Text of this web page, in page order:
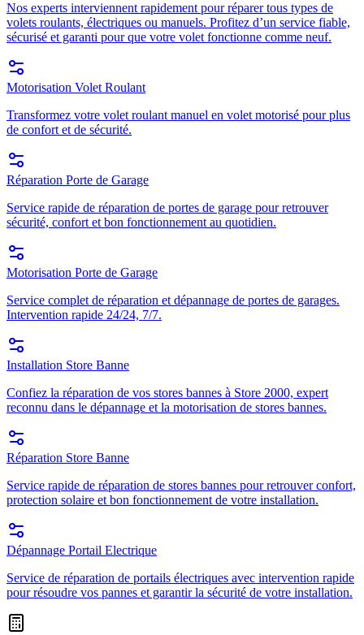
Nos experts interviennent rapidement pour réparer tous types de
volets roulants, électriques ou manuels. Profitez d’un service fiable,
sécurisé et garanti pour que votre volet fonctionne comme neuf.
Motorisation Volet Roulant
Transformez votre volet roulant manuel en volet motorisé pour plus
de confort et de sécurité.
Réparation Porte de Garage
Service rapide de réparation de portes de garage pour retrouver
sécurité, confort et bon fonctionnement au quotidien.
Motorisation Porte de Garage
Service complet de réparation et dépannage de portes de garages.
Intervention rapide 24/24, 7/7.
Installation Store Banne
Confiez la réparation de vos stores bannes à Store 2000, expert
reconnu dans le dépannage et la motorisation de stores bannes.
Réparation Store Banne
Service rapide de réparation de stores bannes pour retrouver confort,
protection solaire et bon fonctionnement de votre installation.
Dépannage Portail Electrique
Service de réparation de portails électriques avec intervention rapide
pour résoudre vos pannes et garantir la sécurité de votre installation.